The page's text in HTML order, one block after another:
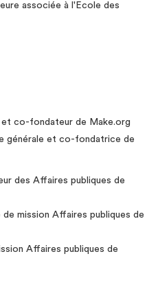
associée à l'Ecole des
co-fondateur de Make.org
générale et co-fondatrice de
des Affaires publiques de
mission Affaires publiques de
Affaires publiques de